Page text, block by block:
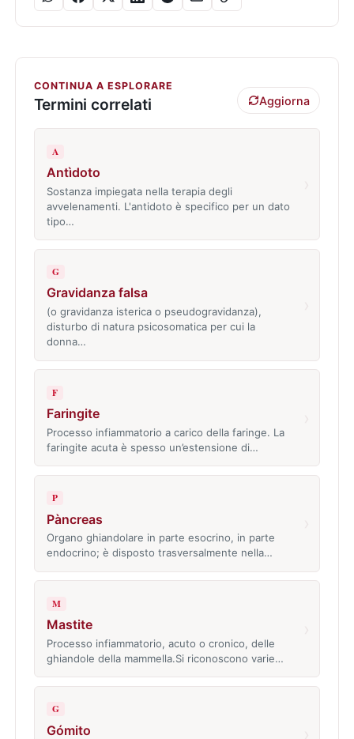
CONTINUA A ESPLORARE
Termini correlati Aggiorna
A
Antìdoto
Sostanza impiegata nella terapia degli
avvelenamenti. L'antidoto è specifico per un dato
tipo…
G
Gravidanza falsa
(o gravidanza isterica o pseudogravidanza),
disturbo di natura psicosomatica per cui la
donna…
F
Faringite
Processo infiammatorio a carico della faringe. La
faringite acuta è spesso un’estensione di…
P
Pàncreas
Organo ghiandolare in parte esocrino, in parte
endocrino; è disposto trasversalmente nella…
M
Mastite
Processo infiammatorio, acuto o cronico, delle
ghiandole della mammella.Si riconoscono varie…
G
Gómito